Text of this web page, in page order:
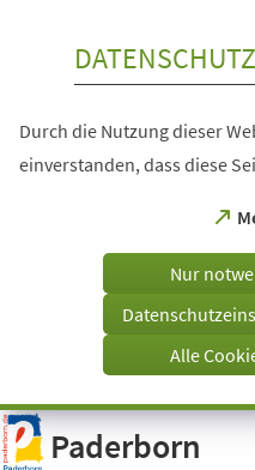
Visuelle
Assistenzsoftware
öffnen.
Durch die Nutzung dieser
einverstanden, dass diese
Tab)
Nur
Alle
Paderborn